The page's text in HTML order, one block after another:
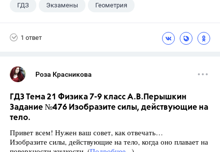
ГДЗ Экзамены Геометрия
1 ответ
Роза Красникова
ГДЗ Тема 21 Физика 7-9 класс А.В.Перышкин
Задание №476 Изобразите силы, действующие на
тело.
Привет всем! Нужен ваш совет, как отвечать…
Изобразите силы, действующие на тело, когда оно плавает на